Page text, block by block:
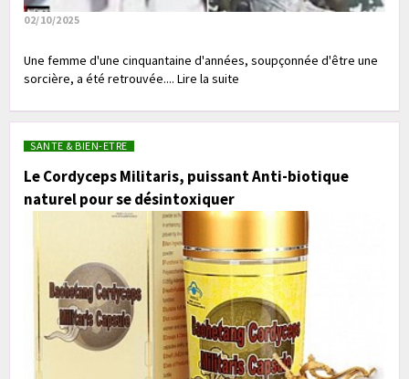
02/10/2025
Une femme d'une cinquantaine d'années, soupçonnée d'être une
sorcière, a été retrouvée.... Lire la suite
SANTE & BIEN-ETRE
Le Cordyceps Militaris, puissant Anti-biotique
naturel pour se désintoxiquer